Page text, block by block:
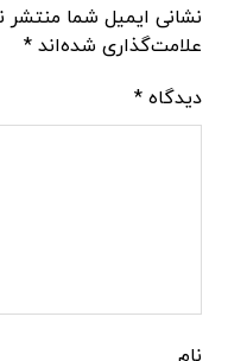
نشانی ایمیل شما منتشر
علامت‌گذاری شده‌اند*
دیدگاه*